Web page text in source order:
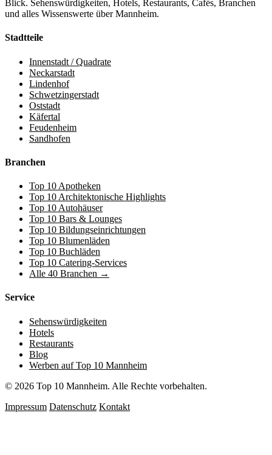
Blick. Sehenswürdigkeiten, Hotels, Restaurants, Cafés, Branchen
und alles Wissenswerte über Mannheim.
Stadtteile
Innenstadt / Quadrate
Neckarstadt
Lindenhof
Schwetzingerstadt
Oststadt
Käfertal
Feudenheim
Sandhofen
Branchen
Top 10 Apotheken
Top 10 Architektonische Highlights
Top 10 Autohäuser
Top 10 Bars & Lounges
Top 10 Bildungseinrichtungen
Top 10 Blumenläden
Top 10 Buchläden
Top 10 Catering-Services
Alle 40 Branchen →
Service
Sehenswürdigkeiten
Hotels
Restaurants
Blog
Werben auf Top 10 Mannheim
© 2026 Top 10 Mannheim. Alle Rechte vorbehalten.
Impressum Datenschutz Kontakt